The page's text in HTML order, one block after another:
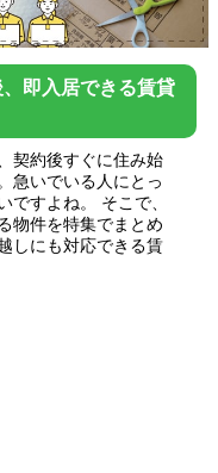
即入居できる賃貸
契約後すぐに住み始
急いでいる人にとっ
ですよね。 そこで、
物件を特集でまとめ
しにも対応できる賃